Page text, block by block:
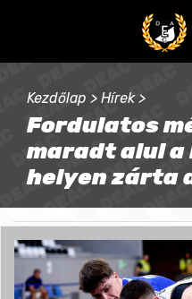
Kezdőlap > Hírek >
Fordulatos
maradt alul a
helyen zárta